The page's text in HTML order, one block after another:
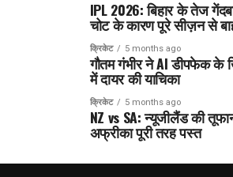
IPL 2026: बिहार के तेज
चोट के कारण पूरे सीज़न से
क्रिकेट 5 months ago
गौतम गंभीर ने AI डीपफेक के
में दायर की याचिका
क्रिकेट 5 months ago
NZ vs SA: न्यूजीलैंड की
अफ्रीका पूरी तरह पस्त